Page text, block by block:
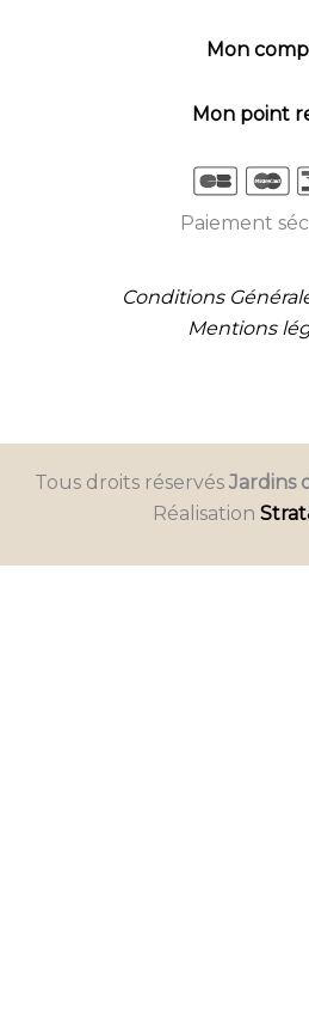
Mon
Mon point
Paiement
Conditions
Mentions
Tous droits réservés Jardins
Réalisation